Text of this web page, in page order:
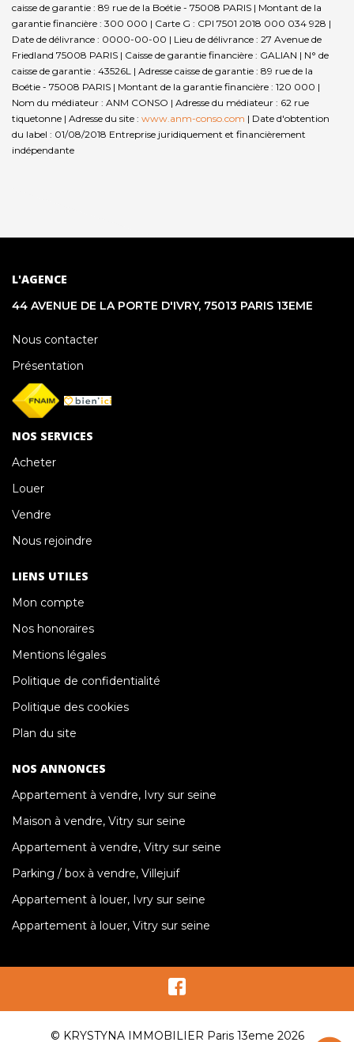
caisse de garantie : 89 rue de la Boétie - 75008 PARIS | Montant de la
garantie financière : 300 000 | Carte G : CPI 7501 2018 000 034 928 |
Date de délivrance : 0000-00-00 | Lieu de délivrance : 27 Avenue de
Friedland 75008 PARIS | Caisse de garantie financière : GALIAN | N° de
caisse de garantie : 43526L | Adresse caisse de garantie : 89 rue de la
Boétie - 75008 PARIS | Montant de la garantie financière : 120 000 |
Nom du médiateur : ANM CONSO | Adresse du médiateur : 62 rue
tiquetonne | Adresse du site : www.anm-conso.com | Date d'obtention
du label : 01/08/2018 Entreprise juridiquement et financièrement
indépendante
L'AGENCE
44 AVENUE DE LA PORTE D'IVRY, 75013 PARIS 13EME
Nous contacter
Présentation
NOS SERVICES
Acheter
Louer
Vendre
Nous rejoindre
LIENS UTILES
Mon compte
Nos honoraires
Mentions légales
Politique de confidentialité
Politique des cookies
Plan du site
NOS ANNONCES
Appartement à vendre, Ivry sur seine
Maison à vendre, Vitry sur seine
Appartement à vendre, Vitry sur seine
Parking / box à vendre, Villejuif
Appartement à louer, Ivry sur seine
Appartement à louer, Vitry sur seine
© KRYSTYNA IMMOBILIER Paris 13eme 2026